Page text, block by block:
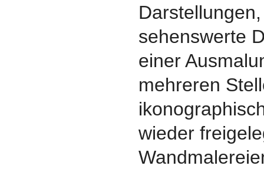
sehenswerte
einer
mehreren
wieder